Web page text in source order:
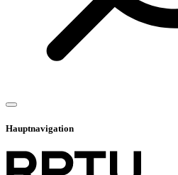
Hauptnavigation